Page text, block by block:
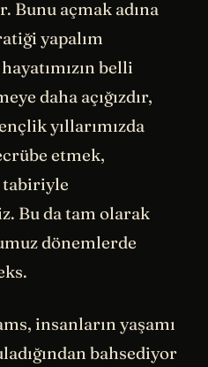
Bunu açmak adına
yapalım
belli
daha açığızdır,
yıllarımızda
etmek,
tabiriyle
Bu da tam olarak
dönemlerde
insanların yaşamı
bahsediyor